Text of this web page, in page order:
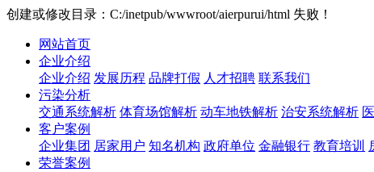
创建或修改目录：C:/inetpub/wwwroot/aierpurui/html 失败！
网站首页
企业介绍
企业介绍 发展历程 品牌打假 人才招聘 联系我们
污染分析
交通系统解析 体育场馆解析 动车地铁解析 治安系统解析
客户案例
企业集团 居家用户 知名机构 政府单位 金融银行 教育培训
荣誉案例